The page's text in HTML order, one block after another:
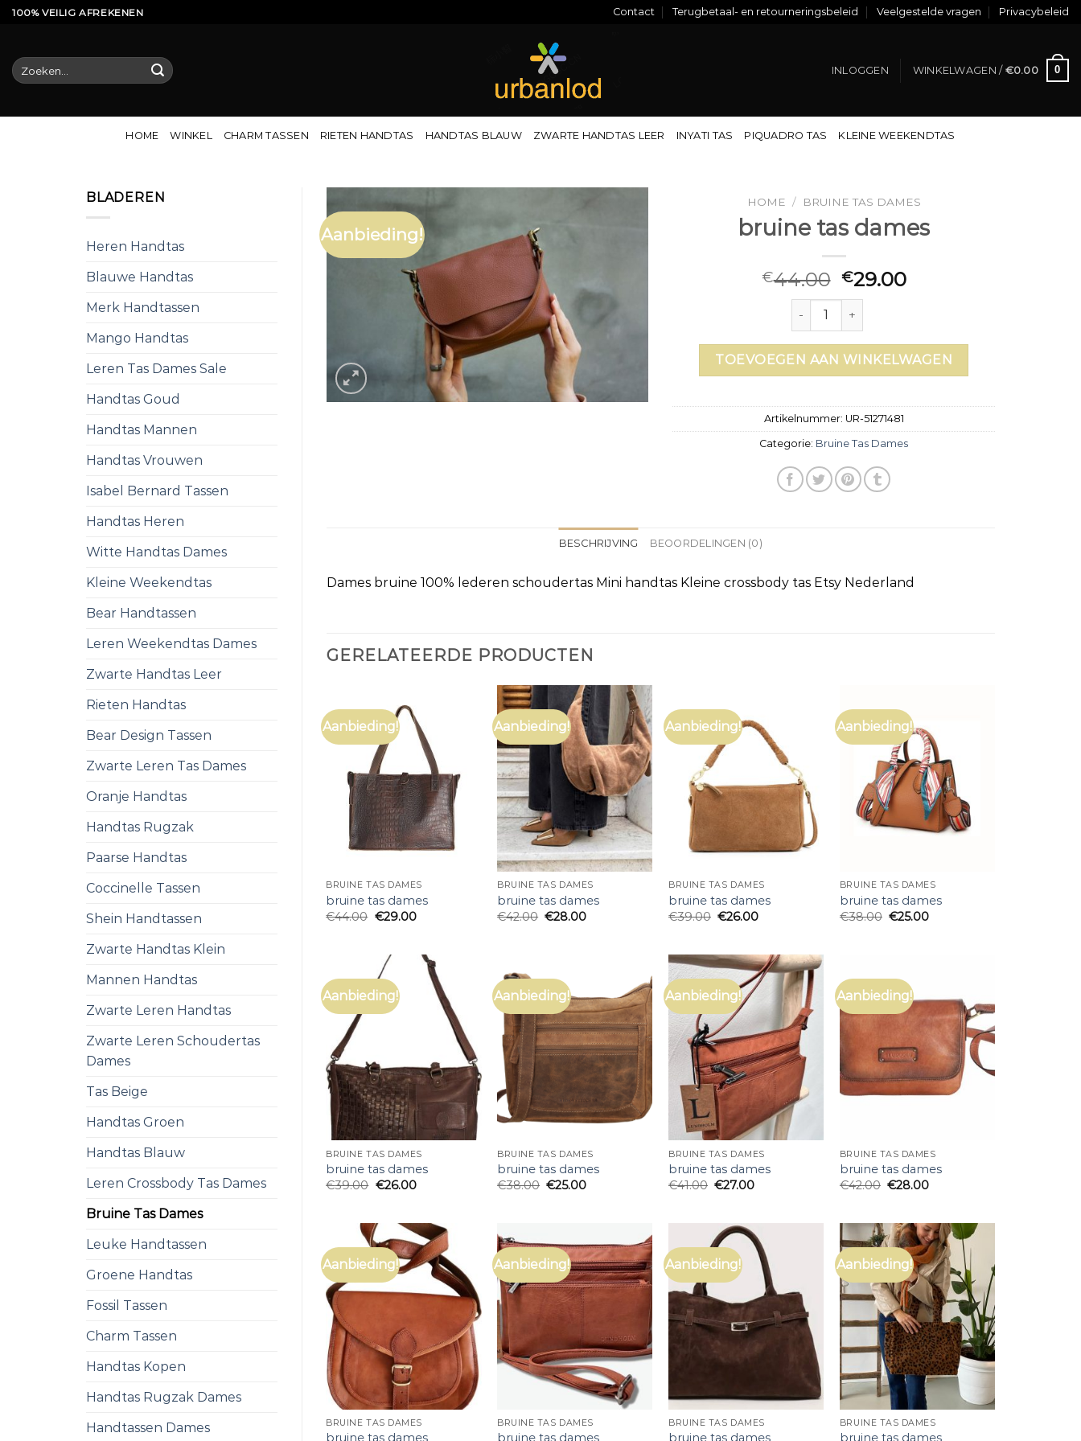
Ga100% VEILIG AFREKENEN Contact Terugbetaal- en retourneringsbeleid Veelgestelde vragen Privacybeleid
Zoeken
naar:
INLOGGEN WINKELWAGEN / €0.00 0
HOME WINKEL CHARM TASSEN RIETEN HANDTAS HANDTAS BLAUW ZWARTE HANDTAS LEER INYATI TAS PIQUADRO TAS KLEINE WEEKENDTAS
BLADEREN
Heren Handtas
Blauwe Handtas
Merk Handtassen
Mango Handtas
Leren Tas Dames Sale
Handtas Goud
Handtas Mannen
Handtas Vrouwen
Isabel Bernard Tassen
Handtas Heren
Witte Handtas Dames
Kleine Weekendtas
Bear Handtassen
Leren Weekendtas Dames
Zwarte Handtas Leer
Rieten Handtas
Bear Design Tassen
Zwarte Leren Tas Dames
Oranje Handtas
Handtas Rugzak
Paarse Handtas
Coccinelle Tassen
Shein Handtassen
Zwarte Handtas Klein
Mannen Handtas
Zwarte Leren Handtas
Zwarte Leren Schoudertas
Dames
Tas Beige
Handtas Groen
Handtas Blauw
Leren Crossbody Tas Dames
Bruine Tas Dames
Leuke Handtassen
Groene Handtas
Fossil Tassen
Charm Tassen
Handtas Kopen
Handtas Rugzak Dames
Handtassen Dames
Aanbieding!
HOME / BRUINE TAS DAMES
bruine tas dames
€44.00 €29.00
bruine tas dames aantal
TOEVOEGEN AAN WINKELWAGEN
Artikelnummer: UR-51271481
Categorie: Bruine Tas Dames
BESCHRIJVING BEOORDELINGEN (0)
Dames bruine 100% lederen schoudertas Mini handtas Kleine crossbody tas Etsy Nederland
GERELATEERDE PRODUCTEN
Aanbieding!
BRUINE TAS DAMES
bruine tas dames
€44.00 €29.00
Aanbieding!
BRUINE TAS DAMES
bruine tas dames
€42.00 €28.00
Aanbieding!
BRUINE TAS DAMES
bruine tas dames
€39.00 €26.00
Aanbieding!
BRUINE TAS DAMES
bruine tas dames
€38.00 €25.00
Aanbieding!
BRUINE TAS DAMES
bruine tas dames
€39.00 €26.00
Aanbieding!
BRUINE TAS DAMES
bruine tas dames
€38.00 €25.00
Aanbieding!
BRUINE TAS DAMES
bruine tas dames
€41.00 €27.00
Aanbieding!
BRUINE TAS DAMES
bruine tas dames
€42.00 €28.00
Aanbieding!
BRUINE TAS DAMES
Aanbieding!
BRUINE TAS DAMES
Aanbieding!
BRUINE TAS DAMES
Aanbieding!
BRUINE TAS DAMES